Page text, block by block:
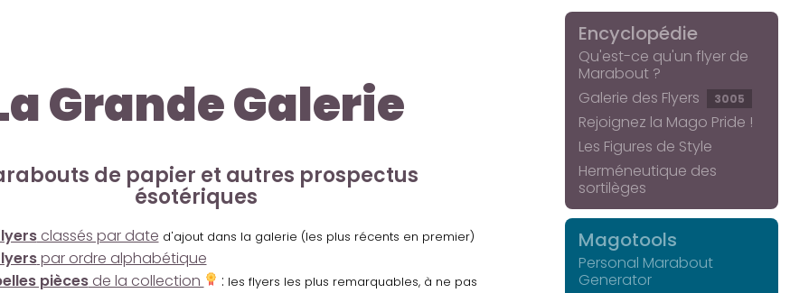
Grande Galerie
de papier et autres prospectus
ésotériques
classés par date d'ajout dans la galerie (les plus récents en premier)
par ordre alphabétique
piècesde la collection : les flyers les plus remarquables, à ne pas
Encyclopédie
Qu'est-ce qu'un flyer de
Marabout ?
Galerie des Flyers
3005
Rejoignez la Mago Pride !
Les Figures de Style
Herméneutique des
sortilèges
Magotools
Personal Marabout
Generator